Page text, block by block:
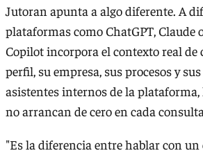
Jutoran apunta a algo diferente. A
plataformas como ChatGPT, Claude
Copilot incorpora el contexto real de
perfil, su empresa, sus procesos y
asistentes internos de la
no arrancan de cero en cada
"Es la diferencia entre hablar con un